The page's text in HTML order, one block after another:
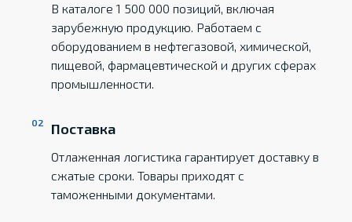
В каталоге 1 500 000 позиций, включая
зарубежную продукцию. Работаем с
оборудованием в нефтегазовой, химической,
пищевой, фармацевтической и других сферах
промышленности.
Поставка
Отлаженная логистика гарантирует доставку в
сжатые сроки. Товары приходят с
таможенными документами.